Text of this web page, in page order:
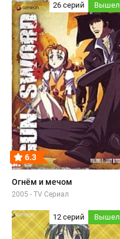
26 серий Вышел
6.3
Огнём и мечом
2005 - TV Сериал
12 серий Вышел